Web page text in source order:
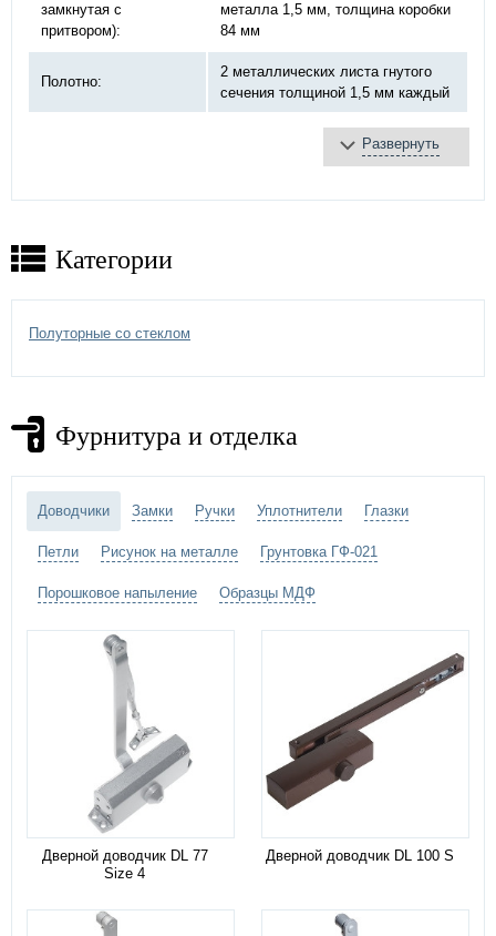
замкнутая с
притвором):
металла 1,5 мм, толщина коробки
84 мм
Полотно:
2 металлических листа гнутого
сечения толщиной 1,5 мм каждый
базальтовая плита
терморасширяющаяся
Петли:
Отделка двери:
Дополнительно: противопожарный стеклопакет
Развернуть
Категории
Полуторные со стеклом
Фурнитура и отделка
Доводчики Замки Ручки Уплотнители Глазки
Петли Рисунок на металле Грунтовка ГФ-021
Порошковое напыление Образцы МДФ
Дверной доводчик DL 77
Size 4
Дверной доводчик DL 100 S